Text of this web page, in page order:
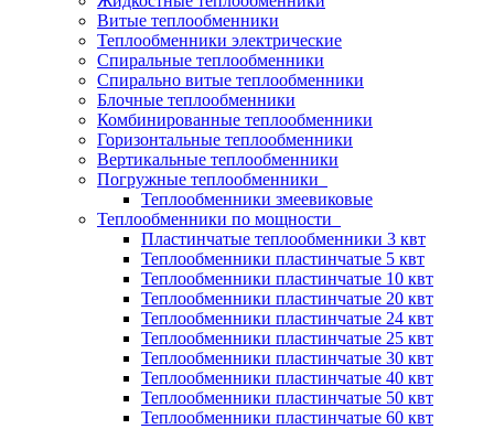
Витые теплообменники
Теплообменники электрические
Спиральные теплообменники
Спирально витые теплообменники
Блочные теплообменники
Комбинированные теплообменники
Горизонтальные теплообменники
Вертикальные теплообменники
Погружные теплообменники
Теплообменники змеевиковые
Теплообменники по мощности
Пластинчатые теплообменники 3 квт
Теплообменники пластинчатые 5 квт
Теплообменники пластинчатые 10 квт
Теплообменники пластинчатые 20 квт
Теплообменники пластинчатые 24 квт
Теплообменники пластинчатые 25 квт
Теплообменники пластинчатые 30 квт
Теплообменники пластинчатые 40 квт
Теплообменники пластинчатые 50 квт
Теплообменники пластинчатые 60 квт